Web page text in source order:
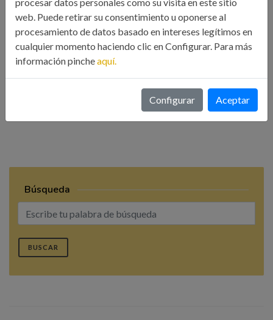
actividad tiene una duración máxima de dos horas y media y
para demostrar que se ha pasado por los puntos intermedios,
habrá que coger los pañuelos situados en ellos, cada uno el
del color de su equipo.
Búsqueda
BUSCAR
web. Puede retirar su consentimiento u oponerse al
procesamiento de datos basado en intereses legítimos en
cualquier momento haciendo clic en Configurar. Para más
información pincheaquí.
Configurar Aceptar